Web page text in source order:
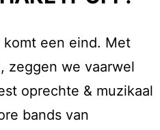
een eind. Met
zeggen we vaarwel
oprechte & muzikaal
bands van